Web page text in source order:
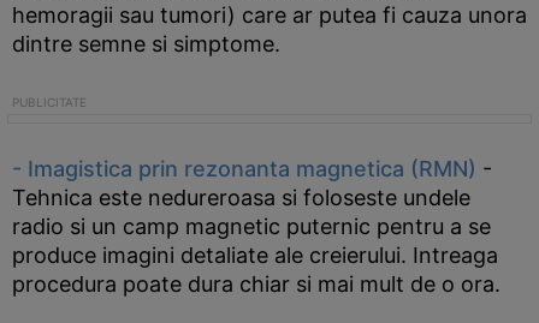
hemoragii sau tumori) care ar putea fi cauza unora
dintre semne si simptome.
- Imagistica prin rezonanta magnetica (RMN) -
Tehnica este nedureroasa si foloseste undele
radio si un camp magnetic puternic pentru a se
produce imagini detaliate ale creierului. Intreaga
procedura poate dura chiar si mai mult de o ora.